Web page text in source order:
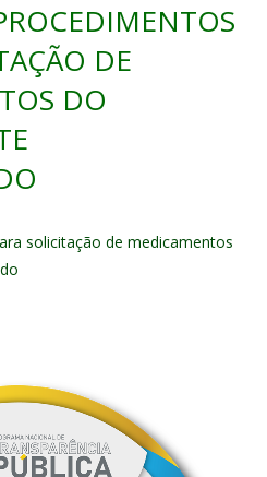
DE
DO
solicitação de medicamentos